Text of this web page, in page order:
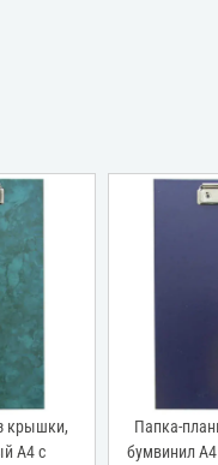
крышки,
А4 с
Папка-
бумвинил